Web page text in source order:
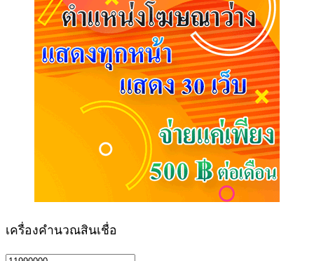
เครื่องคำนวณสินเชื่อ